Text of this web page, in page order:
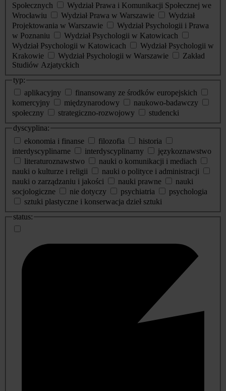
Społecznych
Wydział Prawa i Komunikacji Społecznej we
Wrocławiu
Wydział Prawa w Warszawie
Wydział
Projektowania w Warszawie
Wydział Psychologii i Prawa
w Poznaniu
Wydział Psychologii w Katowicach
Wydział Psychologii w Katowicach
Wydział Psychologii w
Krakowie
Wydział Psychologii w Warszawie
Zakład
Studiów Azjatyckich
typ:
aplikacyjny
finansowany ze środków europejskich
komercyjny
międzynarodowy
naukowo-badawczy
społeczny
strategiczno-rozwojowy
studencki
dyscyplina:
ekonomia i finanse
filozofia
historia
interdyscyplinarne
interdyscyplinarny
językoznawstwo
literaturoznawstwo
nauki o komunikacji i mediach
nauki o kulturze i religii
nauki o polityce i administracji
nauki o zarządzaniu i jakości
nauki prawne
nauki
socjologiczne
nie dotyczy psychiatria
psychologia
sztuki plastyczne i konserwacja dzieł sztuki
status: